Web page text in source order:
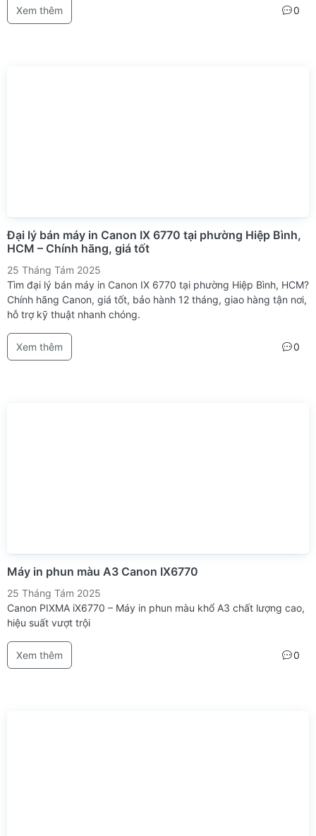
Xem thêm 0
Đại lý bán máy in Canon IX 6770 tại phường Hiệp Bình,
HCM – Chính hãng, giá tốt
25 Tháng Tám 2025
Tìm đại lý bán máy in Canon IX 6770 tại phường Hiệp Bình, HCM?
Chính hãng Canon, giá tốt, bảo hành 12 tháng, giao hàng tận nơi,
hỗ trợ kỹ thuật nhanh chóng.
Xem thêm 0
Máy in phun màu A3 Canon IX6770
25 Tháng Tám 2025
Canon PIXMA iX6770 – Máy in phun màu khổ A3 chất lượng cao,
hiệu suất vượt trội
Xem thêm 0